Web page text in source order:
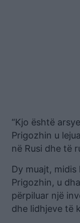
“Kjo është
Prigozhin u
në Rusi dhe të
Dy muajt,
Prigozhin, u
përpiluar një
dhe lidhjeve të